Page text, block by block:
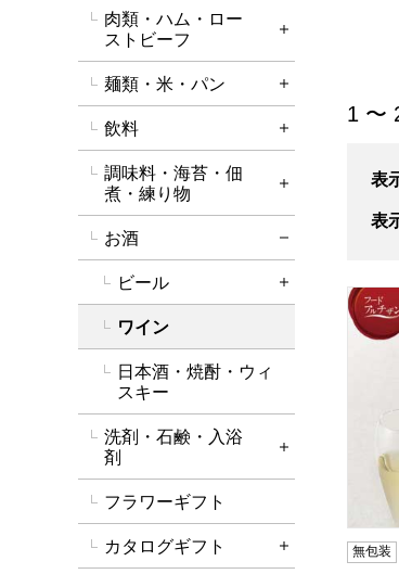
「ワ
1 〜
表
表
岩手
無包装
肉類・ハム・ロー
ストビーフ
詳細を開く
麺類・米・パン
詳細を開く
飲料
詳細を開く
調味料・海苔・佃
煮・練り物
詳細を開く
お酒
ビール
詳細を開く
ワイン
日本酒・焼酎・ウィ
スキー
洗剤・石鹸・入浴
剤
詳細を開く
フラワーギフト
カタログギフト
詳細を開く